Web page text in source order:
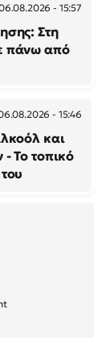
- 15:57
Στη
πάνω από
- 15:46
και
Το τοπικό